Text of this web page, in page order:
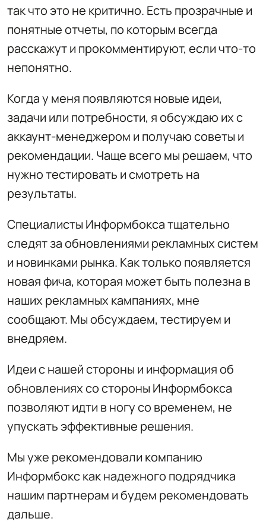
так что это не критично. Есть прозрачные и
понятные отчеты, по которым всегда
расскажут и прокомментируют, если что-то
непонятно.
Когда у меня появляются новые идеи,
задачи или потребности, я обсуждаю их с
аккаунт-менеджером и получаю советы и
рекомендации. Чаще всего мы решаем, что
нужно тестировать и смотреть на
результаты.
Специалисты Информбокса тщательно
следят за обновлениями рекламных систем
и новинками рынка. Как только появляется
новая фича, которая может быть полезна в
наших рекламных кампаниях, мне
сообщают. Мы обсуждаем, тестируем и
внедряем.
Идеи с нашей стороны и информация об
обновлениях со стороны Информбокса
позволяют идти в ногу со временем, не
упускать эффективные решения.
Мы уже рекомендовали компанию
Информбокс как надежного подрядчика
нашим партнерам и будем рекомендовать
дальше.